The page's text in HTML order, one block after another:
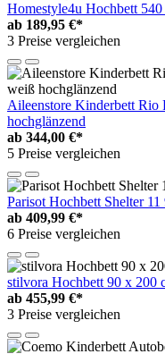
Homestyle4u Hochbett
ab 189,95 €*
3 Preise vergleichen
Aileenstore Kinderbett Rio
hochglänzend
ab 344,00 €*
5 Preise vergleichen
Parisot Hochbett Shelter
ab 409,99 €*
6 Preise vergleichen
stilvora Hochbett 90 x 200
ab 455,99 €*
3 Preise vergleichen